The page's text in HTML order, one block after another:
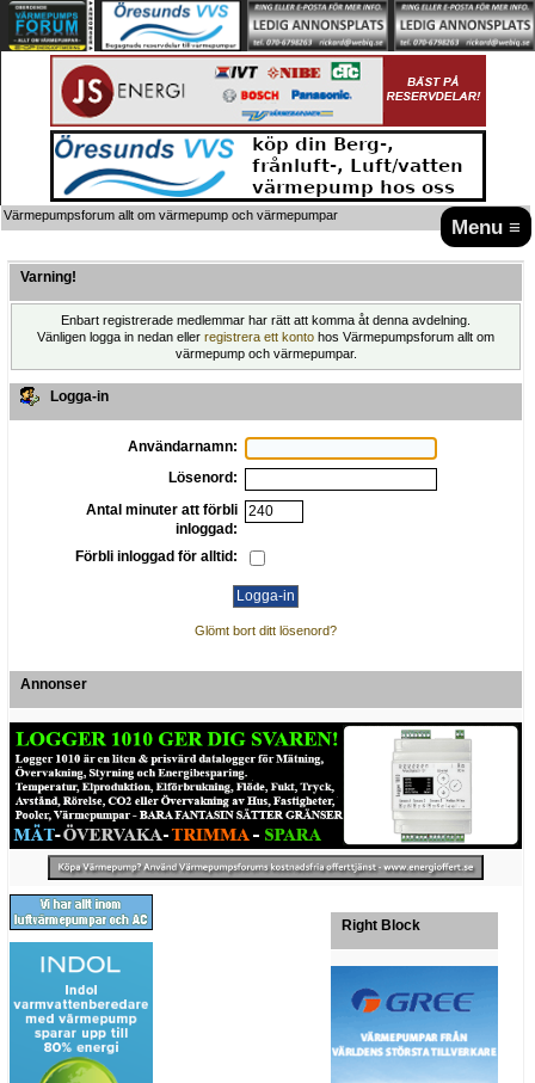
Menu ≡
Värmepumpsforum allt om värmepump och värmepumpar
Varning!
Enbart registrerade medlemmar har rätt att komma åt denna avdelning.
Vänligen logga in nedan eller registrera ett konto hos Värmepumpsforum allt om
värmepump och värmepumpar.
Logga-in
Användarnamn:
Lösenord:
Antal minuter att förbli
inloggad:
Förbli inloggad för alltid:
Glömt bort ditt lösenord?
Annonser
Right Block